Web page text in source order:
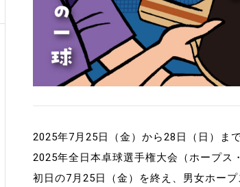
指導者養成委員会
競技者育成委員会
スポーツ医・科学委員会
会
財務諸表等
JTTAスポーツ団体ガバナ
ンスコード
スポーツ振興くじ助成事業
加盟団体一覧
2025年7月25日（金）から28日（日）ま
2025年全日本卓球選手権大会（ホープス
初日の7月25日（金）を終え、男女ホー